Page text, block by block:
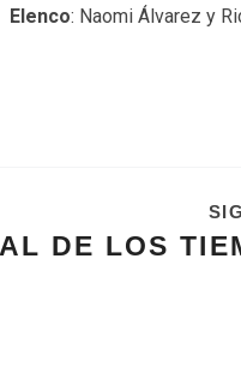
Elenco: Naomi Álvarez y
DE LOS